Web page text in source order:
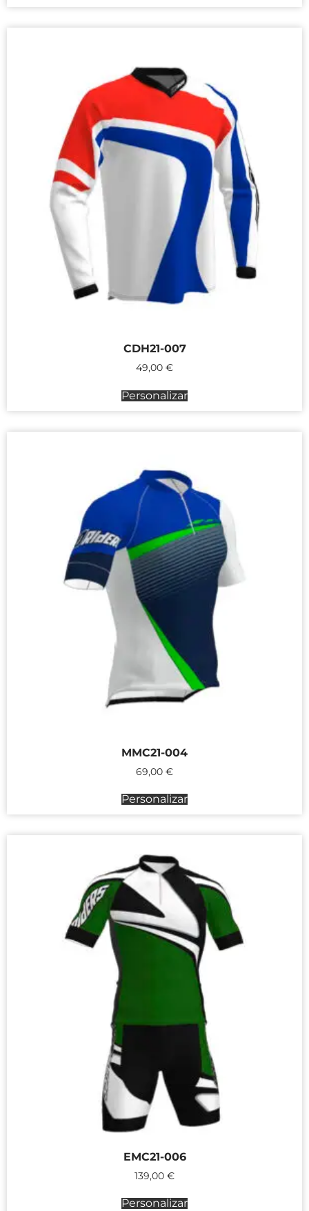
CDH21-007
49,00 €
Personalizar
MMC21-004
69,00 €
Personalizar
EMC21-006
139,00 €
Personalizar